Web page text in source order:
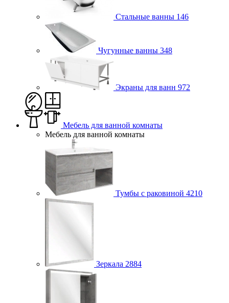
Стальные ванны 146
Чугунные ванны 348
Экраны для ванн 972
Мебель для ванной комнаты
Мебель для ванной комнаты
Тумбы с раковиной 4210
Зеркала 2884